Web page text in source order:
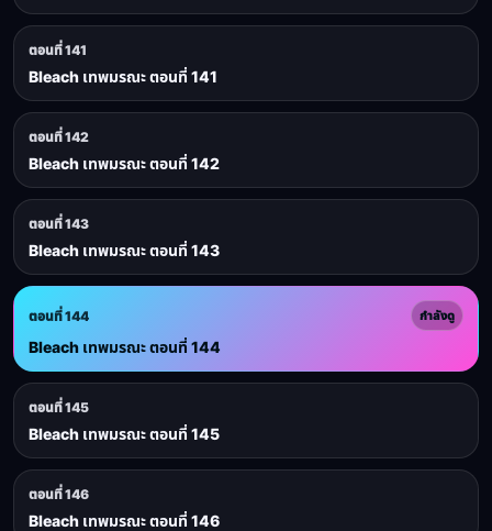
ตอนที่ 141
Bleach เทพมรณะ ตอนที่ 141
ตอนที่ 142
Bleach เทพมรณะ ตอนที่ 142
ตอนที่ 143
Bleach เทพมรณะ ตอนที่ 143
ตอนที่ 144 กำลังดู
Bleach เทพมรณะ ตอนที่ 144
ตอนที่ 145
Bleach เทพมรณะ ตอนที่ 145
ตอนที่ 146
Bleach เทพมรณะ ตอนที่ 146